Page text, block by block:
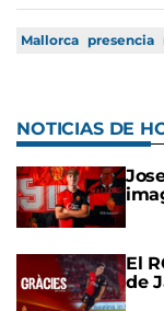
Mallorca presencia
NOTICIAS DE
El
de